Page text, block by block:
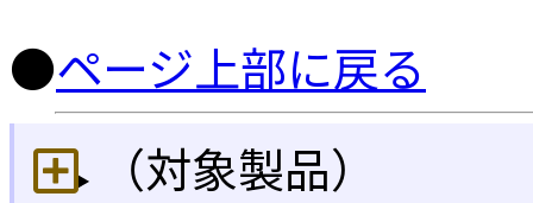
●ページ上部に戻る
（対象製品）